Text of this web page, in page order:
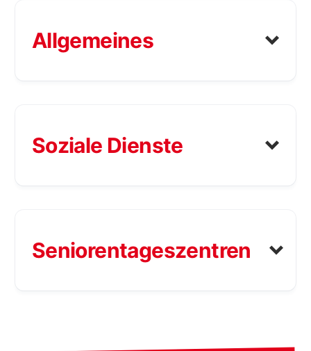
Allgemeines
Soziale Dienste
Seniorentageszentren